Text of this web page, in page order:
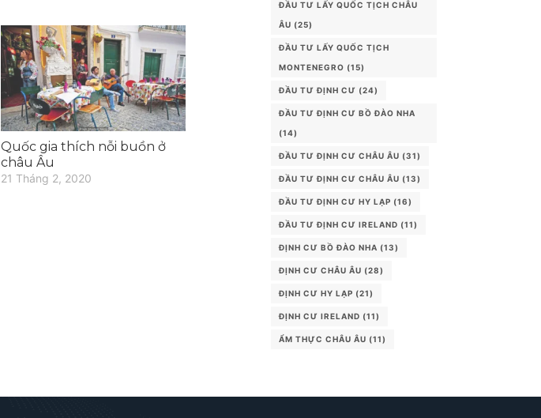
Quốc gia thích nỗi buồn ở
châu Âu
21 Tháng 2, 2020
ĐẦU TƯ LẤY QUỐC TỊCH CHÂU
ÂU (25)
ĐẦU TƯ LẤY QUỐC TỊCH
MONTENEGRO (15)
ĐẦU TƯ ĐỊNH CƯ (24)
ĐẦU TƯ ĐỊNH CƯ BỒ ĐÀO NHA
(14)
ĐẦU TƯ ĐỊNH CƯ CHÂU ÂU (31)
ĐẦU TƯ ĐỊNH CƯ CHÂU ÂU (13)
ĐẦU TƯ ĐỊNH CƯ HY LẠP (16)
ĐẦU TƯ ĐỊNH CƯ IRELAND (11)
ĐỊNH CƯ BỒ ĐÀO NHA (13)
ĐỊNH CƯ CHÂU ÂU (28)
ĐỊNH CƯ HY LẠP (21)
ĐỊNH CƯ IRELAND (11)
ẨM THỰC CHÂU ÂU (11)